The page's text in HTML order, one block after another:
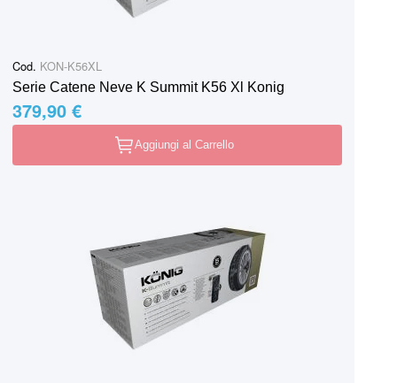
Cod. KON-K56XL
Serie Catene Neve K Summit K56 Xl Konig
379,90 €
Aggiungi al Carrello